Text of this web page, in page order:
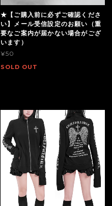
★【ご購入前に必ずご確認くださ
い】メール受信設定のお願い（重
要なご案内が届かない場合がござ
います）
¥50
SOLD OUT